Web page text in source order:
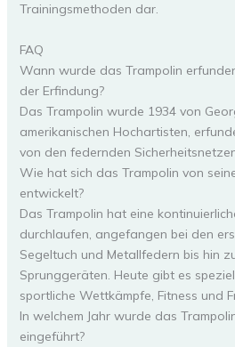
Trainingsmethoden dar.
FAQ
Wann wurde das Trampolin
der Erfindung?
Das Trampolin wurde 1934 von
amerikanischen Hochartisten,
von den federnden
Wie hat sich das Trampolin von
entwickelt?
Das Trampolin hat eine
durchlaufen, angefangen bei den
Segeltuch und Metallfedern bis hin
Sprunggeräten. Heute gibt es
sportliche Wettkämpfe, Fitness und
In welchem Jahr wurde das
eingeführt?